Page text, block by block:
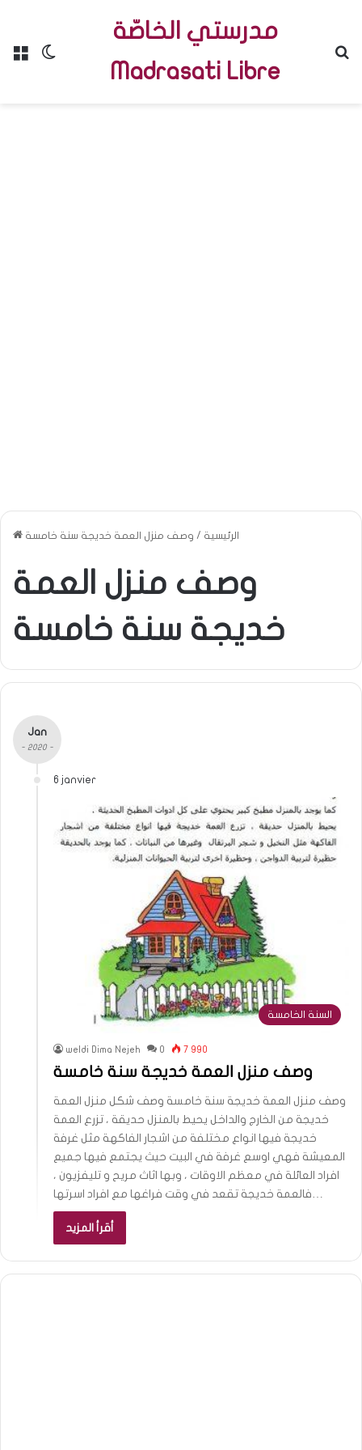
Menu
مدرستي الخاصّة
Madrasati Libre
الرئيسية / وصف منزل العمة خديجة سنة خامسة
وصف منزل العمة
خديجة سنة خامسة
Jan
- 2020 -
6 janvier
السنة الخامسة
weldi Dima Nejeh 0 7 990
وصف منزل العمة خديجة سنة خامسة
وصف منزل العمة خديجة سنة خامسة وصف شكل منزل العمة
خديجة من الخارج والداخل يحيط بالمنزل حديقة ، تزرع العمة
خديجة فيها انواع مختلفة من اشجار الفاكهة مثل غرفة
المعيشة فهي اوسع غرفة في البيت حيث يجتمع فيها جميع
افراد العائلة في معظم الاوقات ، وبها اثاث مريح و تليفزيون ،
أقرأ المزيد